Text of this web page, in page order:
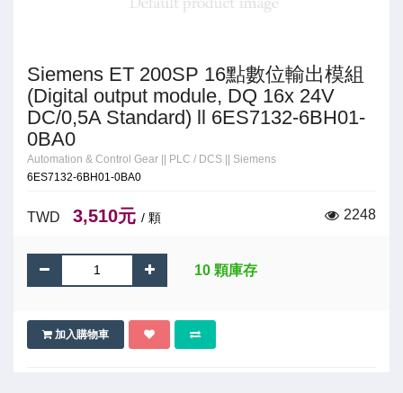
Siemens ET 200SP 16點數位輸出模組
(Digital output module, DQ 16x 24V
DC/0,5A Standard) ll 6ES7132-6BH01-
0BA0
Automation & Control Gear PLC / DCS
Siemens
6ES7132-6BH01-0BA0
TWD 3,510元 / 顆 2248
10 顆庫存
加入購物車